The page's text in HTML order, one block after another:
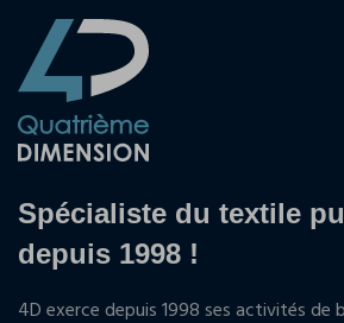
Spécialiste du textile
depuis 1998 !
4D exerce depuis 1998 ses activités de